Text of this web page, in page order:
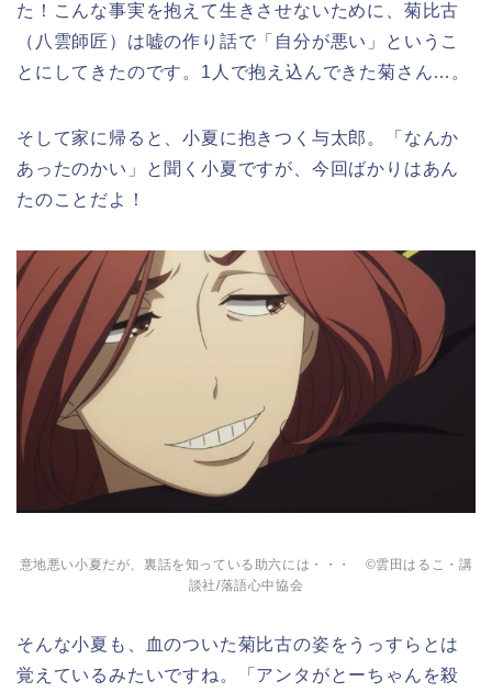
た！こんな事実を抱えて生きさせないために、菊比古
（八雲師匠）は嘘の作り話で「自分が悪い」というこ
とにしてきたのです。1人で抱え込んできた菊さん…。
そして家に帰ると、小夏に抱きつく与太郎。「なんか
あったのかい」と聞く小夏ですが、今回ばかりはあん
たのことだよ！
意地悪い小夏だが、裏話を知っている助六には・・・ ©雲田はるこ・講
談社/落語心中協会
そんな小夏も、血のついた菊比古の姿をうっすらとは
覚えているみたいですね。「アンタがとーちゃんを殺